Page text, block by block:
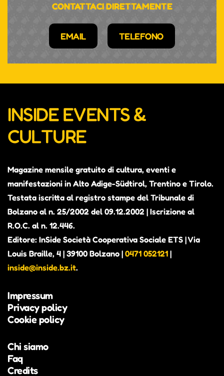
CONTATTACI DIRETTAMENTE
EMAIL TELEFONO
INSIDE EVENTS &
CULTURE
Magazine mensile gratuito di cultura, eventi e
manifestazioni in Alto Adige-Südtirol, Trentino e Tirolo.
Testata iscritta al registro stampe del Tribunale di
Bolzano al n. 25/2002 del 09.12.2002 | Iscrizione al
R.O.C. al n. 12.446.
Editore: InSide Società Cooperativa Sociale ETS | Via
Louis Braille, 4 | 39100 Bolzano | 0471 052121 |
inside@inside.bz.it.
Impressum
Privacy policy
Cookie policy
Chi siamo
Faq
Credits